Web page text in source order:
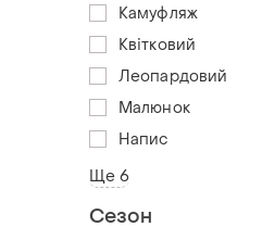
Камуфляж
Квітковий
Леопардовий
Малюнок
Напис
Ще 6
Сезон